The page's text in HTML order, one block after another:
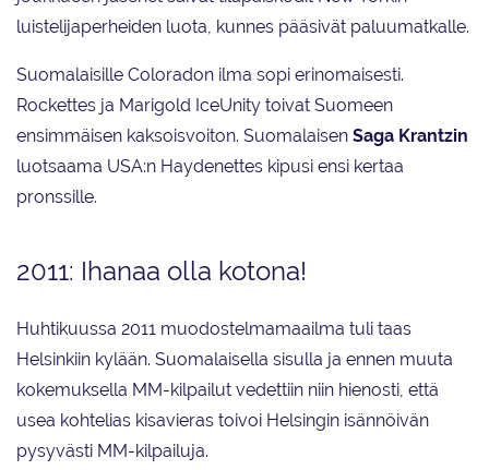
luistelijaperheiden luota, kunnes pääsivät paluumatkalle.
Suomalaisille Coloradon ilma sopi erinomaisesti.
Rockettes ja Marigold IceUnity toivat Suomeen
ensimmäisen kaksoisvoiton. Suomalaisen Saga Krantzin
luotsaama USA:n Haydenettes kipusi ensi kertaa
pronssille.
2011: Ihanaa olla kotona!
Huhtikuussa 2011 muodostelmamaailma tuli taas
Helsinkiin kylään. Suomalaisella sisulla ja ennen muuta
kokemuksella MM-kilpailut vedettiin niin hienosti, että
usea kohtelias kisavieras toivoi Helsingin isännöivän
pysyvästi MM-kilpailuja.